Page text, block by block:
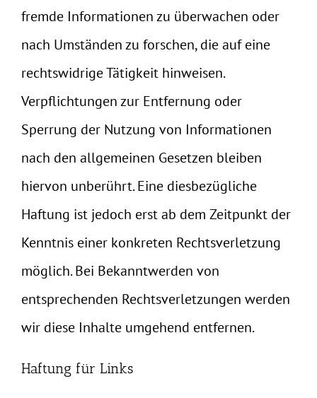
fremde Informationen zu überwachen oder
nach Umständen zu forschen, die auf eine
rechtswidrige Tätigkeit hinweisen.
Verpflichtungen zur Entfernung oder
Sperrung der Nutzung von Informationen
nach den allgemeinen Gesetzen bleiben
hiervon unberührt. Eine diesbezügliche
Haftung ist jedoch erst ab dem Zeitpunkt der
Kenntnis einer konkreten Rechtsverletzung
möglich. Bei Bekanntwerden von
entsprechenden Rechtsverletzungen werden
wir diese Inhalte umgehend entfernen.
Haftung für Links